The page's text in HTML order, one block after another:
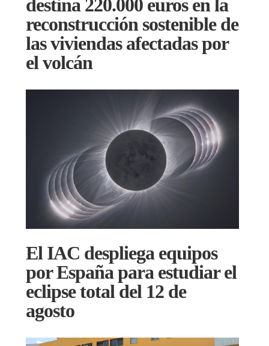
destina 220.000 euros en la
reconstrucción sostenible de
las viviendas afectadas por
el volcán
El IAC despliega equipos
por España para estudiar el
eclipse total del 12 de
agosto